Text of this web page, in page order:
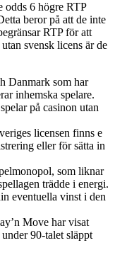
odds 6 högre RTP
beror på att de inte
RTP för att
svensk licens är de
Danmark som har
inhemska spelare.
på casinon utan
licensen finns e
eller för sätta in
som liknar
trädde i energi.
eventuella vinst i den
Move har visat
90-talet släppt